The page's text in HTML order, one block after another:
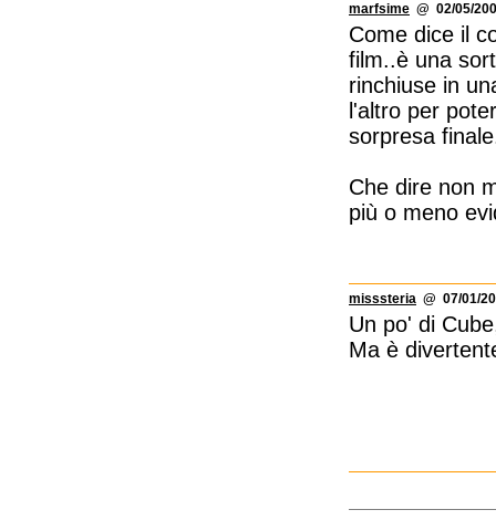
marfsime @ 02/05/
Come dice il
film..è una
rinchiuse in
l'altro per
sorpresa
Che dire non
più o meno
misssteria @ 07/01/
Un po' di
Ma è